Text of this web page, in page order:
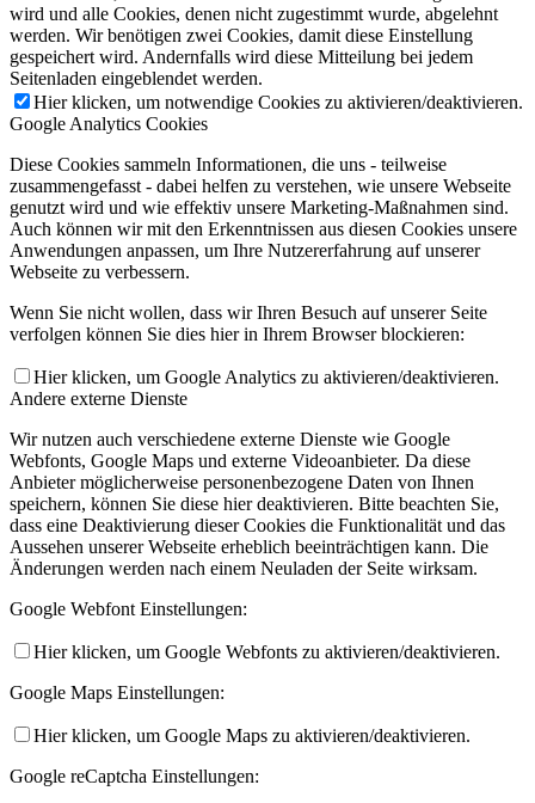
wird und alle Cookies, denen nicht zugestimmt wurde, abgelehnt
werden. Wir benötigen zwei Cookies, damit diese Einstellung
gespeichert wird. Andernfalls wird diese Mitteilung bei jedem
Seitenladen eingeblendet werden.
Hier klicken, um notwendige Cookies zu aktivieren/deaktivieren.
Google Analytics Cookies
Diese Cookies sammeln Informationen, die uns - teilweise
zusammengefasst - dabei helfen zu verstehen, wie unsere Webseite
genutzt wird und wie effektiv unsere Marketing-Maßnahmen sind.
Auch können wir mit den Erkenntnissen aus diesen Cookies unsere
Anwendungen anpassen, um Ihre Nutzererfahrung auf unserer
Webseite zu verbessern.
Wenn Sie nicht wollen, dass wir Ihren Besuch auf unserer Seite
verfolgen können Sie dies hier in Ihrem Browser blockieren:
Hier klicken, um Google Analytics zu aktivieren/deaktivieren.
Andere externe Dienste
Wir nutzen auch verschiedene externe Dienste wie Google
Webfonts, Google Maps und externe Videoanbieter. Da diese
Anbieter möglicherweise personenbezogene Daten von Ihnen
speichern, können Sie diese hier deaktivieren. Bitte beachten Sie,
dass eine Deaktivierung dieser Cookies die Funktionalität und das
Aussehen unserer Webseite erheblich beeinträchtigen kann. Die
Änderungen werden nach einem Neuladen der Seite wirksam.
Google Webfont Einstellungen:
Hier klicken, um Google Webfonts zu aktivieren/deaktivieren.
Google Maps Einstellungen:
Hier klicken, um Google Maps zu aktivieren/deaktivieren.
Google reCaptcha Einstellungen: